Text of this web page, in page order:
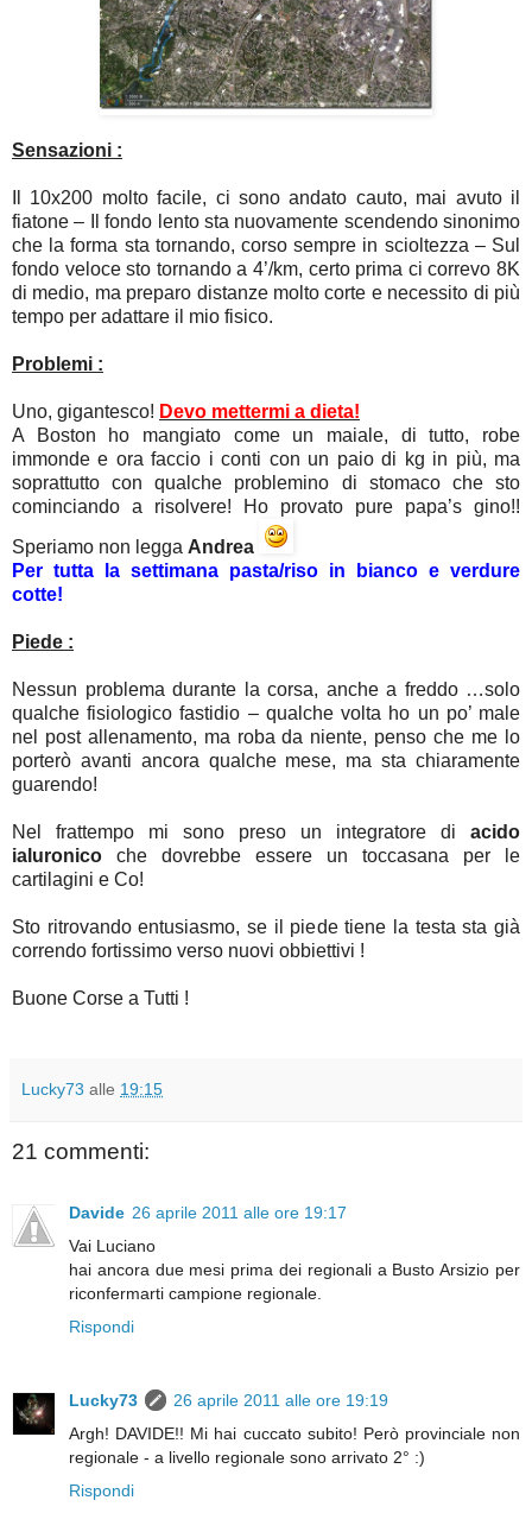
Sensazioni :
Il 10x200 molto facile, ci sono andato cauto, mai avuto il
fiatone – Il fondo lento sta nuovamente scendendo sinonimo
che la forma sta tornando, corso sempre in scioltezza – Sul
fondo veloce sto tornando a 4’/km, certo prima ci correvo 8K
di medio, ma preparo distanze molto corte e necessito di più
tempo per adattare il mio fisico.
Problemi :
Uno, gigantesco! Devo mettermi a dieta!
A Boston ho mangiato come un maiale, di tutto, robe
immonde e ora faccio i conti con un paio di kg in più, ma
soprattutto con qualche problemino di stomaco che sto
cominciando a risolvere! Ho provato pure papa’s gino!!
Speriamo non legga Andrea
Per tutta la settimana pasta/riso in bianco e verdure
cotte!
Piede :
Nessun problema durante la corsa, anche a freddo …solo
qualche fisiologico fastidio – qualche volta ho un po’ male
nel post allenamento, ma roba da niente, penso che me lo
porterò avanti ancora qualche mese, ma sta chiaramente
guarendo!
Nel frattempo mi sono preso un integratore di acido
ialuronico che dovrebbe essere un toccasana per le
cartilagini e Co!
Sto ritrovando entusiasmo, se il piede tiene la testa sta già
correndo fortissimo verso nuovi obbiettivi !
Buone Corse a Tutti !
Lucky73 alle 19:15
21 commenti:
Davide 26 aprile 2011 alle ore 19:17
Vai Luciano
hai ancora due mesi prima dei regionali a Busto Arsizio per
riconfermarti campione regionale.
Rispondi
Lucky73
26 aprile 2011 alle ore 19:19
Argh! DAVIDE!! Mi hai cuccato subito! Però provinciale non
regionale - a livello regionale sono arrivato 2° :)
Rispondi